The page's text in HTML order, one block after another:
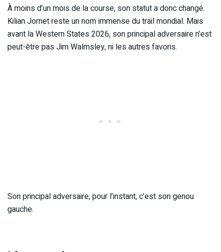
À moins d’un mois de la course, son statut a donc changé.
Kilian Jornet reste un nom immense du trail mondial. Mais
avant la Western States 2026, son principal adversaire n’est
peut-être pas Jim Walmsley, ni les autres favoris.
Son principal adversaire, pour l’instant, c’est son genou
gauche.